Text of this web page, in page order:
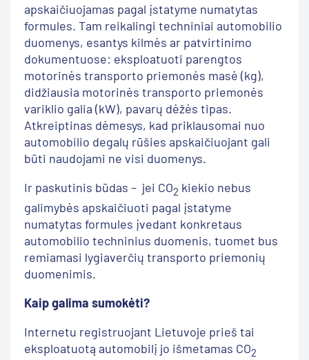
apskaičiuojamas pagal įstatyme numatytas
formules. Tam reikalingi techniniai automobilio
duomenys, esantys kilmės ar patvirtinimo
dokumentuose: eksploatuoti parengtos
motorinės transporto priemonės masė (kg),
didžiausia motorinės transporto priemonės
variklio galia (kW), pavarų dėžės tipas.
Atkreiptinas dėmesys, kad priklausomai nuo
automobilio degalų rūšies apskaičiuojant gali
būti naudojami ne visi duomenys.
Ir paskutinis būdas – jei CO2 kiekio nebus
galimybės apskaičiuoti pagal įstatyme
numatytas formules įvedant konkretaus
automobilio techninius duomenis, tuomet bus
remiamasi lygiaverčių transporto priemonių
duomenimis.
Kaip galima sumokėti?
Internetu registruojant Lietuvoje prieš tai
eksploatuotą automobilį jo išmetamas CO2